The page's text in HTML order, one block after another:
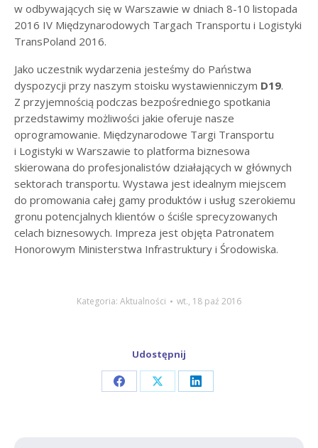
w odbywających się w Warszawie w dniach 8-10 listopada
2016 IV Międzynarodowych Targach Transportu i Logistyki
TransPoland 2016.
Jako uczestnik wydarzenia jesteśmy do Państwa
dyspozycji przy naszym stoisku wystawienniczym D19.
Z przyjemnością podczas bezpośredniego spotkania
przedstawimy możliwości jakie oferuje nasze
oprogramowanie. Międzynarodowe Targi Transportu
i Logistyki w Warszawie to platforma biznesowa
skierowana do profesjonalistów działających w głównych
sektorach transportu. Wystawa jest idealnym miejscem
do promowania całej gamy produktów i usług szerokiemu
gronu potencjalnych klientów o ściśle sprecyzowanych
celach biznesowych. Impreza jest objęta Patronatem
Honorowym Ministerstwa Infrastruktury i Środowiska.
Kategoria: Aktualności wt., 18 paź 2016
Udostępnij
Share Share Share